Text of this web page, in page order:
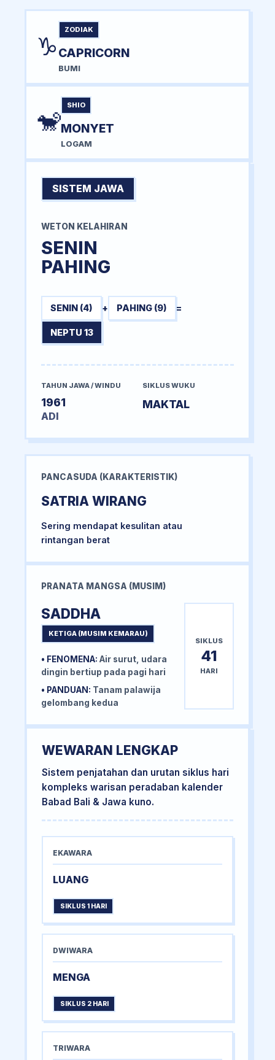
♑
ZODIAK
CAPRICORN
BUMI
🐒
SHIO
MONYET
LOGAM
SISTEM JAWA
WETON KELAHIRAN
SENIN
PAHING
SENIN (4) + PAHING (9) =
NEPTU 13
TAHUN JAWA / WINDU
1961
ADI
SIKLUS WUKU
MAKTAL
PANCASUDA (KARAKTERISTIK)
SATRIA WIRANG
Sering mendapat kesulitan atau
rintangan berat
PRANATA MANGSA (MUSIM)
SADDHA
KETIGA (MUSIM KEMARAU)
• FENOMENA: Air surut, udara
dingin bertiup pada pagi hari
• PANDUAN: Tanam palawija
gelombang kedua
SIKLUS
41
HARI
WEWARAN LENGKAP
Sistem penjatahan dan urutan siklus hari
kompleks warisan peradaban kalender
Babad Bali & Jawa kuno.
EKAWARA
LUANG
SIKLUS 1 HARI
DWIWARA
MENGA
SIKLUS 2 HARI
TRIWARA